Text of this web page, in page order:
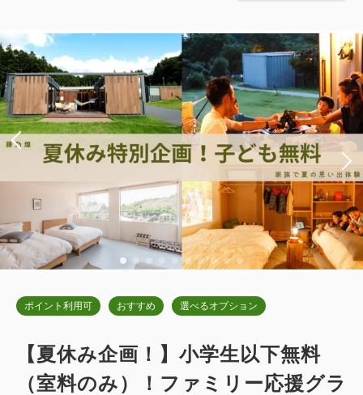
ポイント利用可 おすすめ 選べるオプション
【夏休み企画！】小学生以下無料
（室料のみ）！ファミリー応援グラ